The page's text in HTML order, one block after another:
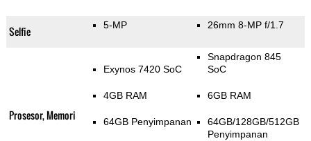
Selfie 5-MP 26mm 8-MP f/1.7
Prosesor, Memori
Exynos 7420 SoC
4GB RAM
64GB Penyimpanan
Snapdragon 845
SoC
6GB RAM
64GB/128GB/512GB
Penyimpanan